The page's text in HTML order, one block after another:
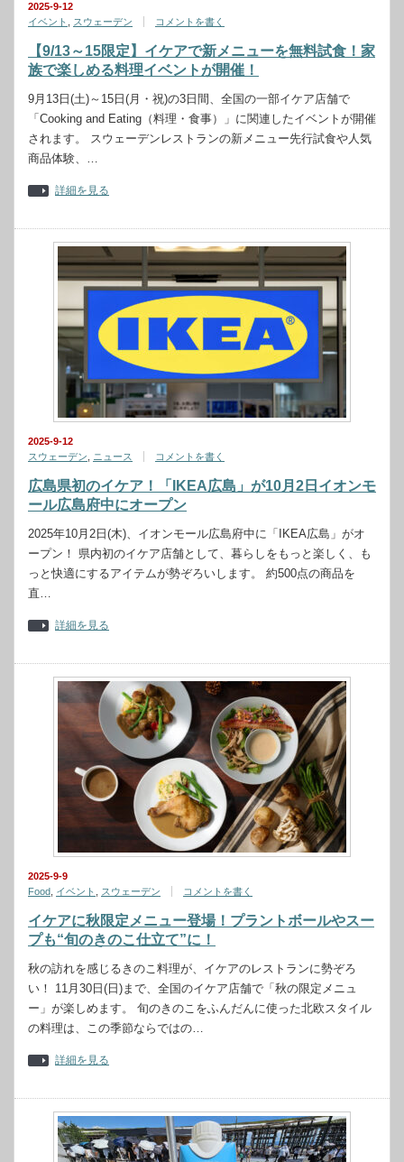
2025-9-12
イベント
スウェーデン コメントを書く
【9/13～15限定】イケアで新メニューを無料試食！家
族で楽しめる料理イベントが開催！
9月13日(土)～15日(月・祝)の3日間、全国の一部イケア店舗で
「Cooking and Eating（料理・食事）」に関連したイベントが開催
されます。 スウェーデンレストランの新メニュー先行試食や人気
商品体験、…
詳細を見る
2025-9-12
スウェーデン
ニュース コメントを書く
広島県初のイケア！「IKEA広島」が10月2日イオンモ
ール広島府中にオープン
2025年10月2日(木)、イオンモール広島府中に「IKEA広島」がオ
ープン！ 県内初のイケア店舗として、暮らしをもっと楽しく、も
っと快適にするアイテムが勢ぞろいします。 約500点の商品を
直…
詳細を見る
2025-9-9
Food イベント スウェーデン コメントを書く
イケアに秋限定メニュー登場！プラントボールやスー
プも“旬のきのこ仕立て”に！
秋の訪れを感じるきのこ料理が、イケアのレストランに勢ぞろ
い！ 11月30日(日)まで、全国のイケア店舗で「秋の限定メニュ
ー」が楽しめます。 旬のきのこをふんだんに使った北欧スタイル
の料理は、この季節ならではの…
詳細を見る